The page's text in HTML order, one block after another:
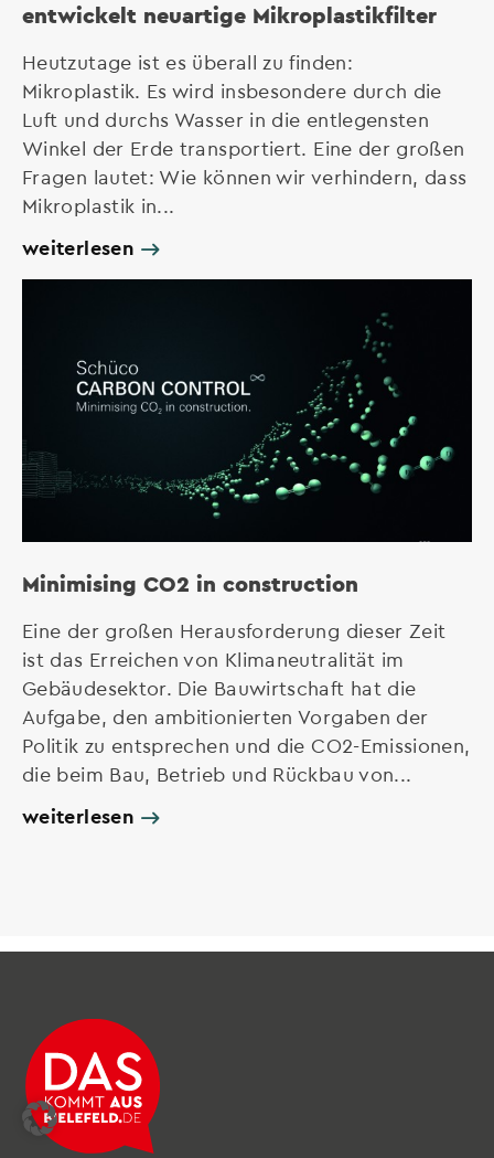
entwickelt neuartige Mikroplastikfilter
Heutzutage ist es überall zu finden:
Mikroplastik. Es wird insbesondere durch die
Luft und durchs Wasser in die entlegensten
Winkel der Erde transportiert. Eine der großen
Fragen lautet: Wie können wir verhindern, dass
Mikroplastik in...
weiterlesen
Minimising CO2 in construction
Eine der großen Herausforderung dieser Zeit
ist das Erreichen von Klimaneutralität im
Gebäudesektor. Die Bauwirtschaft hat die
Aufgabe, den ambitionierten Vorgaben der
Politik zu entsprechen und die CO2-Emissionen,
die beim Bau, Betrieb und Rückbau von...
weiterlesen